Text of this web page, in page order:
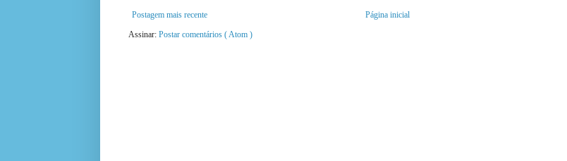
Postagem mais recente
Página inicial
Assinar: Postar comentários ( Atom )